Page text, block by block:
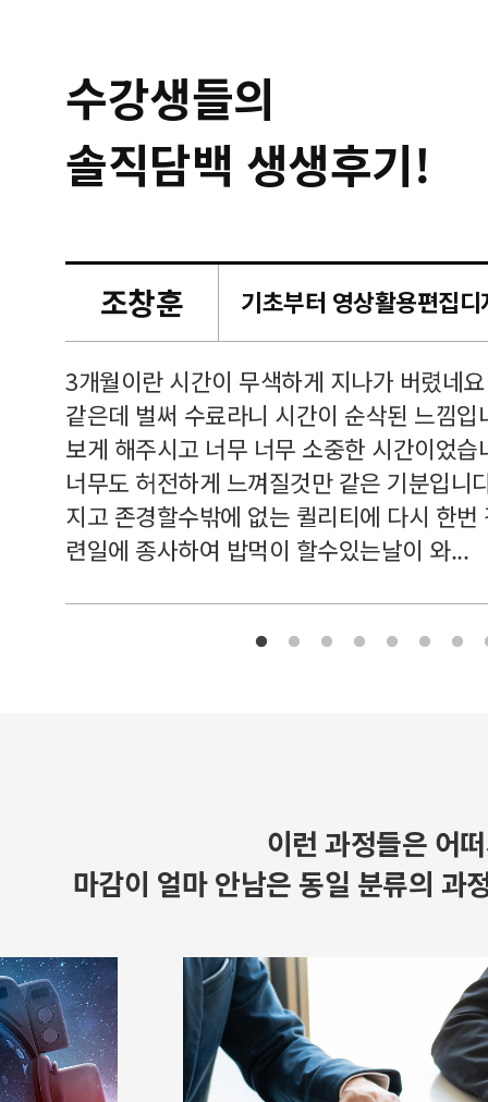
수강생들의
솔직담백 생생후기!
조창훈
3개월이란 시간이 무색하게 지나가 버렸네
같은데 벌써 수료라니 시간이 순삭된 느낌
보게 해주시고 너무 너무 소중한 시간이었
너무도 허전하게 느껴질것만 같은 기분입니
지고 존경할수밖에 없는 퀼리티에 다시 한
련일에 종사하여 밥먹이 할수있는날이 와...
이런 과정들은 어
마감이 얼마 안남은 동일 분류의 과